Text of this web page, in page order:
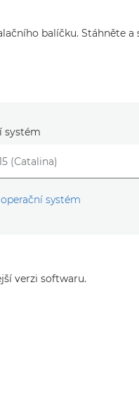
balíčku. Stáhněte
systém
systém
verzi softwaru.